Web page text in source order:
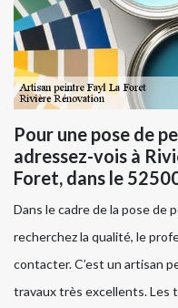
Pour une pose de
adressez-vois à
Foret, dans le
Dans le cadre de la pose de
recherchez la qualité, le
contacter. C’est un artisan
travaux très excellents. Les